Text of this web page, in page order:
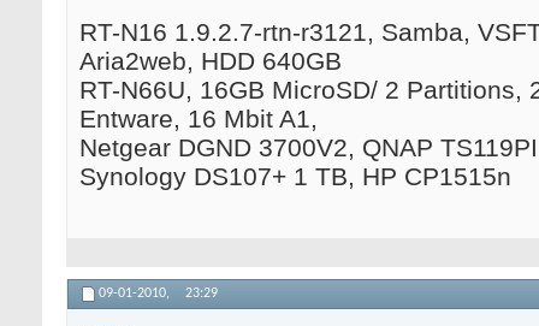
RT-N16 1.9.2.7-rtn-r3121, Samba,
Aria2web, HDD 640GB
RT-N66U, 16GB MicroSD/ 2
Entware, 16 Mbit A1,
Netgear DGND 3700V2, QNAP
Synology DS107+ 1 TB, HP CP1515n
09-01-2010, 23:29